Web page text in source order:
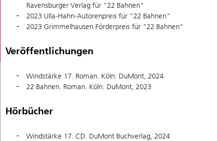
Ravensburger Verlag für "22 Bahnen"
2023 Ulla-Hahn-Autorenpreis für "22 Bahnen"
2023 Grimmelhausen Förderpreis für "22 Bahnen"
Veröffentlichungen
Windstärke 17. Roman. Köln: DuMont, 2024
22 Bahnen. Roman. Köln: DuMont, 2023
Hörbücher
Windstärke 17. CD. DuMont Buchverlag, 2024